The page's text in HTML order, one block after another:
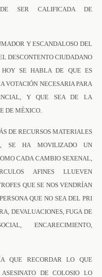
SER CALIFICADA DE
Y ESCANDALOSO DEL
DESCONTENTO CIUDADANO
SE HABLA DE QUE ES
VOTACIÓN NECESARIA PARA
Y QUE SEA DE LA
DE MÉXICO.
DE RECURSOS MATERIALES
SE HA MOVILIZADO UN
CADA CAMBIO SEXENAL,
AFINES LLUEVEN
QUE SE NOS VENDRÍAN
QUE NO SEA DEL PRI
DEVALUACIONES, FUGA DE
ENCARECIMIENTO,
QUE RECORDAR LO QUE
DE COLOSIO LO